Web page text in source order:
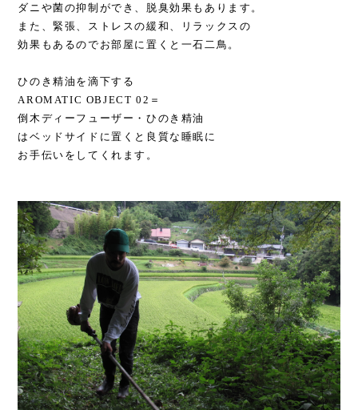
ダニや菌の抑制ができ、脱臭効果もあります。
また、緊張、ストレスの緩和、リラックスの
効果もあるのでお部屋に置くと一石二鳥。
ひのき精油を滴下する
AROMATIC OBJECT 02＝
倒木ディーフューザー・ひのき精油
はベッドサイドに置くと良質な睡眠に
お手伝いをしてくれます。